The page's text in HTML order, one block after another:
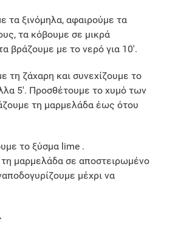
τα ξινόμηλα, αφαιρούμε τα
τα κόβουμε σε μικρά
βράζουμε με το νερό για 10'.
τη ζάχαρη και συνεχίζουμε το
5'. Προσθέτουμε το χυμό των
τη μαρμελάδα έως ότου
το ξύσμα lime .
μαρμελάδα σε αποστειρωμένο
μέχρι να